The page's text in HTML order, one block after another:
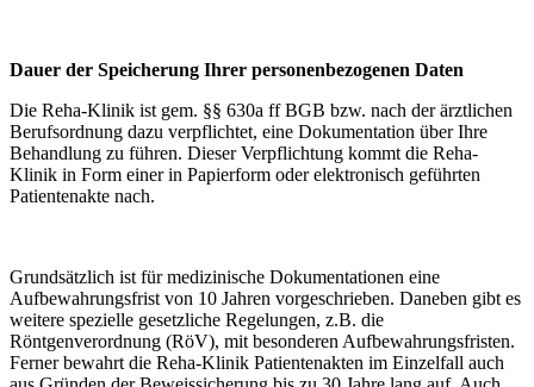
Dauer der Speicherung Ihrer personenbezogenen Daten
Die Reha-Klinik ist gem. §§ 630a ff BGB bzw. nach der ärztlichen
Berufsordnung dazu verpflichtet, eine Dokumentation über Ihre
Behandlung zu führen. Dieser Verpflichtung kommt die Reha-
Klinik in Form einer in Papierform oder elektronisch geführten
Patientenakte nach.
Grundsätzlich ist für medizinische Dokumentationen eine
Aufbewahrungsfrist von 10 Jahren vorgeschrieben. Daneben gibt es
weitere spezielle gesetzliche Regelungen, z.B. die
Röntgenverordnung (RöV), mit besonderen Aufbewahrungsfristen.
Ferner bewahrt die Reha-Klinik Patientenakten im Einzelfall auch